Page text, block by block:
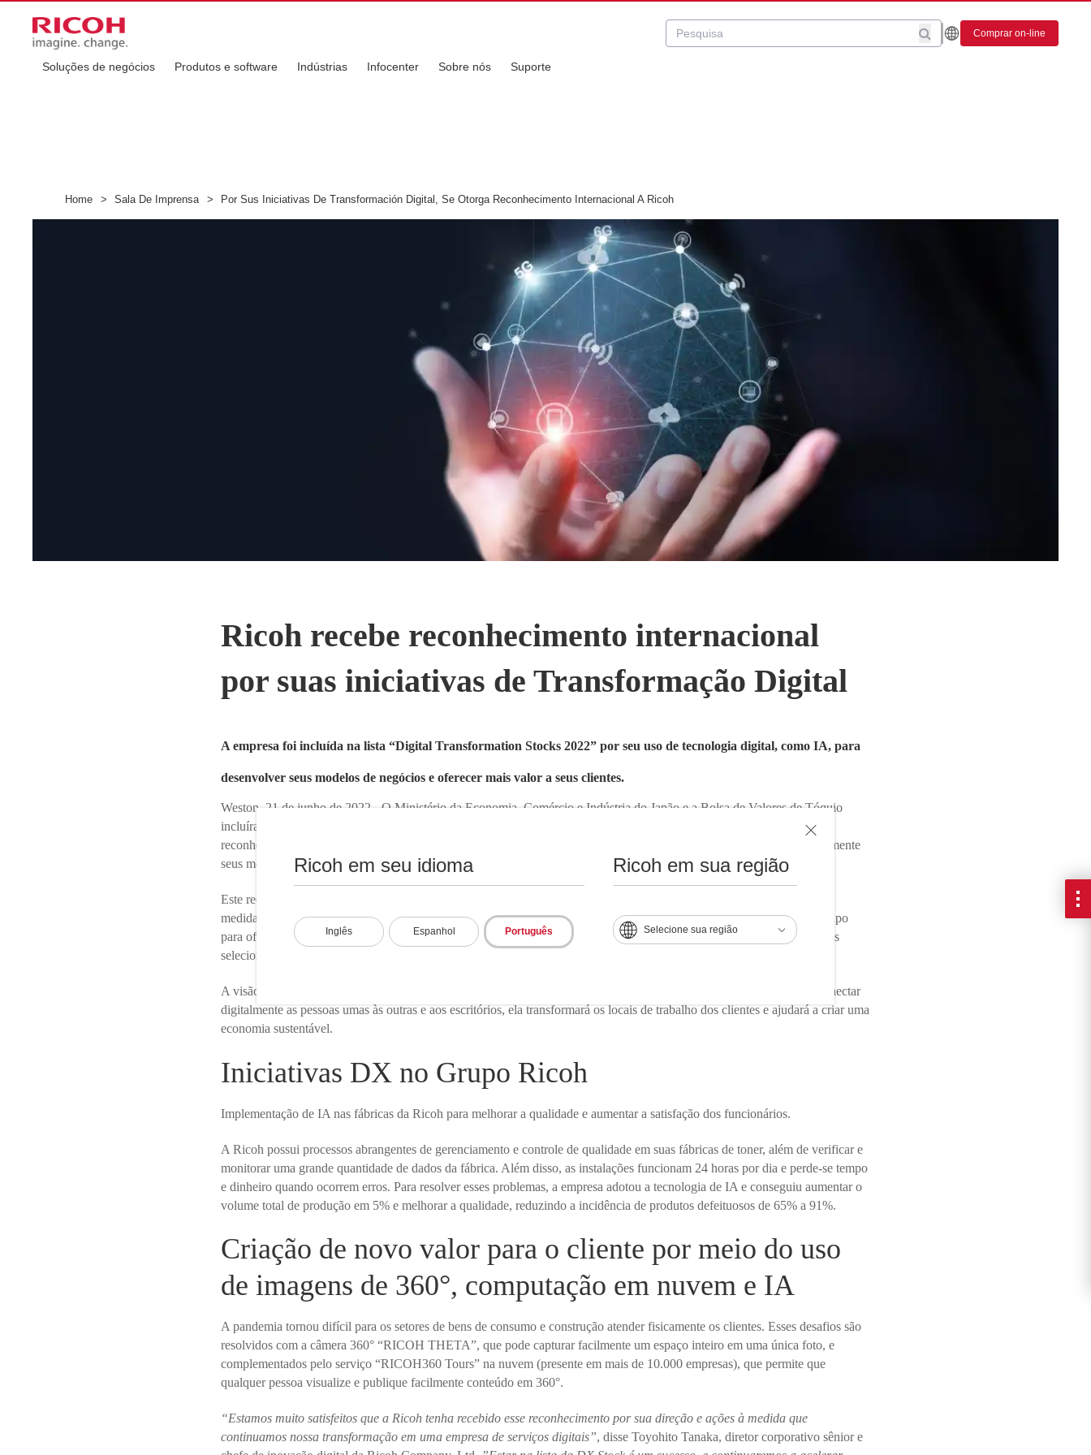
Ricoh em seu idioma
Inglês Espanhol Português
Ricoh em sua região
Selecione sua região
Comprar on-line
Soluções de negócios Produtos e software Indústrias Infocenter Sobre nós Suporte
Home > Sala De Imprensa > Por Sus Iniciativas De Transformación Digital, Se Otorga Reconhecimento Internacional A Ricoh
Ricoh recebe reconhecimento internacional
por suas iniciativas de Transformação Digital
A empresa foi incluída na lista “Digital Transformation Stocks 2022” por seu uso de tecnologia digital, como IA, para
desenvolver seus modelos de negócios e oferecer mais valor a seus clientes.
Weston, 21 de junho de 2022 - O Ministério da Economia, Comércio e Indústria do Japão e a Bolsa de Valores de Tóquio
incluíram a Ricoh na lista “Digital Transformation (DX) Stocks 22” pela primeira vez. O DX Stocks é um sistema de
reconhecimento para empresas que se concentram na transformação digital e usam a tecnologia para transformar radicalmente
seus modelos de negócios, a fim de crescer e fortalecer sua competitividade.
Este reconhecimento baseia-se na gestão corporativa da Ricoh para se transformar em uma empresa de serviços digitais,
medidas específicas para usar a tecnologia e a Inteligência Artificial (IA) nos locais de produção e esforços de todo o grupo
para oferecer um novo valor para resolver os desafios nos locais de trabalho dos clientes. A Ricoh é uma das 33 empresas
selecionadas como DX Stocks este ano.
A visão da Ricoh para 2036, que marca o 100º aniversário de sua fundação, é “realização por meio do trabalho”. Ao conectar
digitalmente as pessoas umas às outras e aos escritórios, ela transformará os locais de trabalho dos clientes e ajudará a criar uma
economia sustentável.
Iniciativas DX no Grupo Ricoh
Implementação de IA nas fábricas da Ricoh para melhorar a qualidade e aumentar a satisfação dos funcionários.
A Ricoh possui processos abrangentes de gerenciamento e controle de qualidade em suas fábricas de toner, além de verificar e
monitorar uma grande quantidade de dados da fábrica. Além disso, as instalações funcionam 24 horas por dia e perde-se tempo
e dinheiro quando ocorrem erros. Para resolver esses problemas, a empresa adotou a tecnologia de IA e conseguiu aumentar o
volume total de produção em 5% e melhorar a qualidade, reduzindo a incidência de produtos defeituosos de 65% a 91%.
Criação de novo valor para o cliente por meio do uso
de imagens de 360°, computação em nuvem e IA
A pandemia tornou difícil para os setores de bens de consumo e construção atender fisicamente os clientes. Esses desafios são
resolvidos com a câmera 360° “RICOH THETA”, que pode capturar facilmente um espaço inteiro em uma única foto, e
complementados pelo serviço “RICOH360 Tours” na nuvem (presente em mais de 10.000 empresas), que permite que
qualquer pessoa visualize e publique facilmente conteúdo em 360°.
“Estamos muito satisfeitos que a Ricoh tenha recebido esse reconhecimento por sua direção e ações à medida que
continuamos nossa transformação em uma empresa de serviços digitais”, disse Toyohito Tanaka, diretor corporativo sênior e